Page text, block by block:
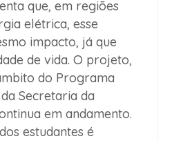
que, em regiões
elétrica, esse
impacto, já que
de vida. O projeto,
do Programa
Secretaria da
em andamento.
estudantes é